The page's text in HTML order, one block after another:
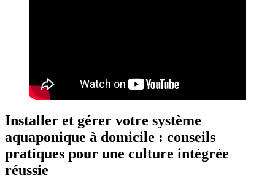
Installer et gérer votre système
aquaponique à domicile : conseils
pratiques pour une culture intégrée
réussie